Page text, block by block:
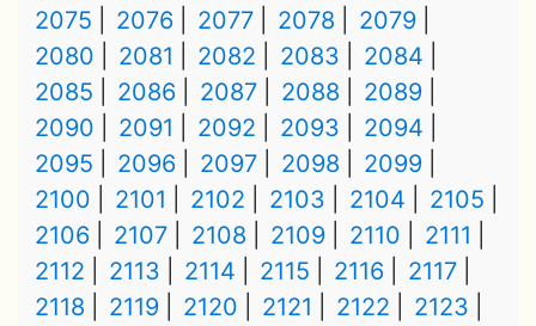
2075
2076 2077 2078
2079
2080
2081 2082 2083
2084
2085
2086 2087 2088
2089
2090
2091 2092 2093
2094
2095
2096 2097 2098
2099
2100
2101 2102 2103 2104
2105
2106
2107 2108 2109 2110
2111
2112
2113 2114 2115 2116
2117
2118
2119 2120 2121 2122 2123